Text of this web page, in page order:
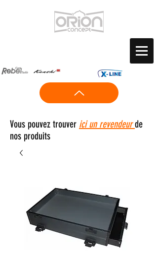
Vous pouvez trouver ici un revendeurde
nos produits